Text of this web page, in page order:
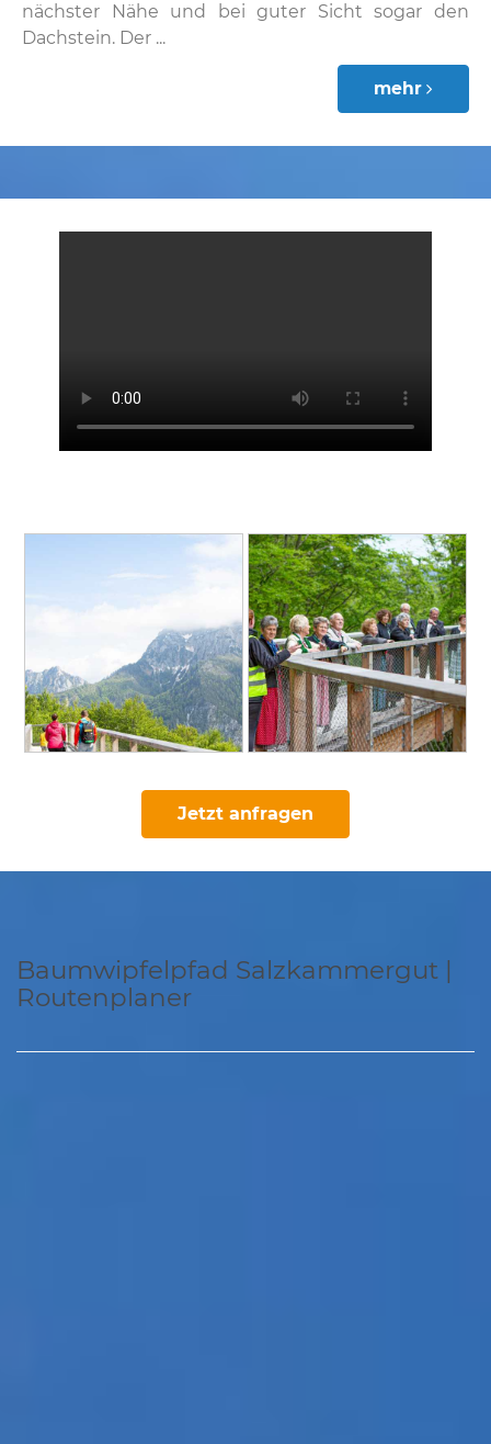
nächster Nähe und bei guter Sicht sogar den
Dachstein. Der ...
mehr
Jetzt anfragen
Baumwipfelpfad Salzkammergut |
Routenplaner